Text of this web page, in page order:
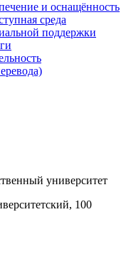
и оснащённость
среда
поддержки
университет
100